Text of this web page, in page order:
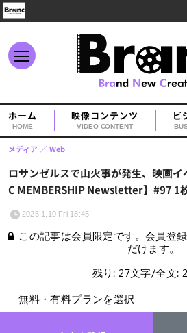
ホーム
HOME
映像コンテンツ
VIDEO CONTENT
ビ
ロサンゼルスで山火事が発生、映画
C MEMBERSHIP Newsletter】#97 1
メディア Web
2025.1.10 Fri 18:45
この記事は会員限定です。会員登
だけます。
残り: 27文字/全文:
無料・有料プランを選択